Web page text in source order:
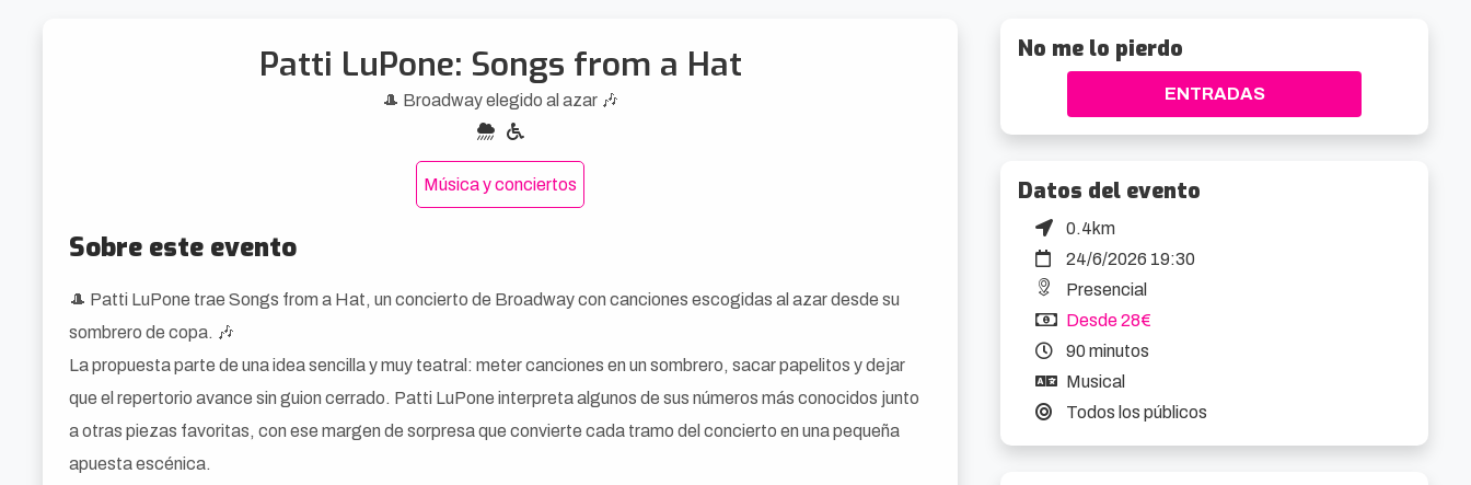
Patti LuPone: Songs from a Hat
🎩 Broadway elegido al azar 🎶
Música y conciertos
Sobre este evento
🎩 Patti LuPone trae Songs from a Hat, un concierto de Broadway con canciones escogidas al azar desde su
sombrero de copa. 🎶
La propuesta parte de una idea sencilla y muy teatral: meter canciones en un sombrero, sacar papelitos y dejar
que el repertorio avance sin guion cerrado. Patti LuPone interpreta algunos de sus números más conocidos junto
a otras piezas favoritas, con ese margen de sorpresa que convierte cada tramo del concierto en una pequeña
apuesta escénica.
No me lo pierdo
ENTRADAS
Datos del evento
0.4km
24/6/2026 19:30
Presencial
Desde 28€
90 minutos
Musical
Todos los públicos